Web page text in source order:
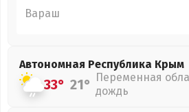
Вараш
Автономная Республика Крым
33° 21° Переменная
дождь